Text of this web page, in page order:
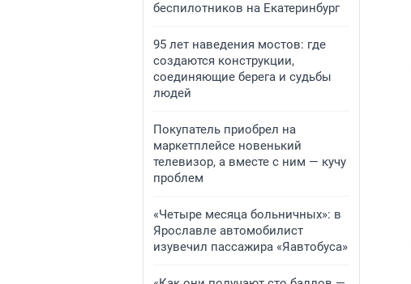
беспилотников на Екатеринбург
95 лет наведения мостов: где
создаются конструкции,
соединяющие берега и судьбы
людей
Покупатель приобрел на
маркетплейсе новенький
телевизор, а вместе с ним — кучу
проблем
«Четыре месяца больничных»: в
Ярославле автомобилист
изувечил пассажира «Яавтобуса»